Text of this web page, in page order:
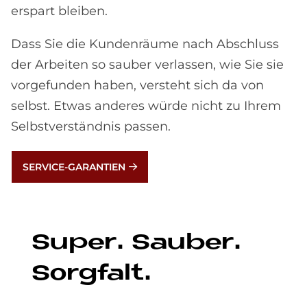
erspart bleiben.
Dass Sie die Kundenräume nach Abschluss
der Arbeiten so sauber verlassen, wie Sie sie
vorgefunden haben, versteht sich da von
selbst. Etwas anderes würde nicht zu Ihrem
Selbstverständnis passen.
SERVICE-GARANTIEN
Su­per. Sau­ber.
Sorg­falt.